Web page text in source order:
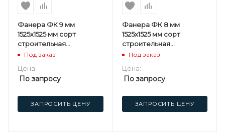
Фанера ФК 9 мм
1525х1525 мм сорт
строительная
нешлифованная
Под заказ
Цена:
По запросу
ЗАПРОСИТЬ ЦЕНУ
Фанера ФК 8 мм
1525х1525 мм сорт
строительная
нешлифованная
Под заказ
Цена:
По запросу
ЗАПРОСИТЬ ЦЕНУ